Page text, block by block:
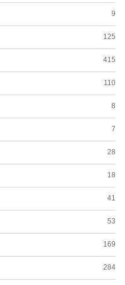
9
125
415
110
8
7
28
18
41
53
169
284